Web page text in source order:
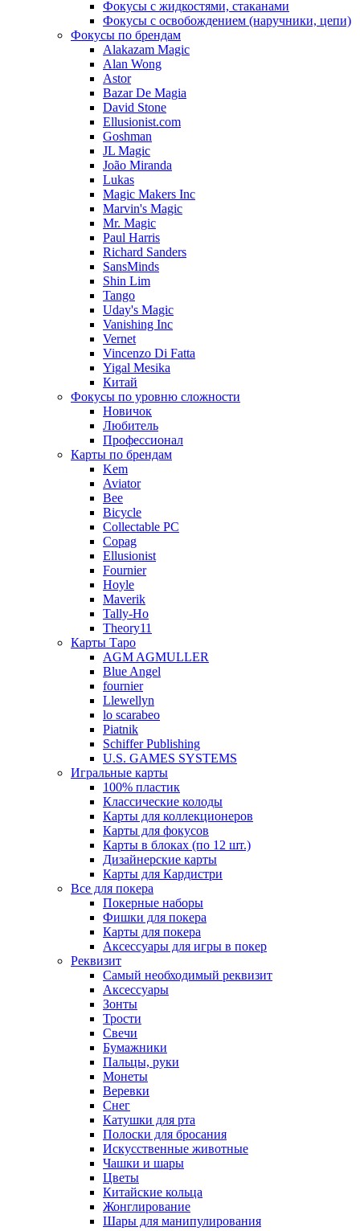
Фокусы с жидкостями, стаканами
Фокусы с освобождением (наручники, цепи)
Фокусы по брендам
Alakazam Magic
Alan Wong
Astor
Bazar De Magia
David Stone
Ellusionist.com
Goshman
JL Magic
João Miranda
Lukas
Magic Makers Inc
Marvin's Magic
Mr. Magic
Paul Harris
Richard Sanders
SansMinds
Shin Lim
Tango
Uday's Magic
Vanishing Inc
Vernet
Vincenzo Di Fatta
Yigal Mesika
Китай
Фокусы по уровню сложности
Новичок
Любитель
Профессионал
Карты по брендам
Kem
Aviator
Bee
Bicycle
Collectable PC
Copag
Ellusionist
Fournier
Hoyle
Maverik
Tally-Ho
Theory11
Карты Таро
AGM AGMULLER
Blue Angel
fournier
Llewellyn
lo scarabeo
Piatnik
Schiffer Publishing
U.S. GAMES SYSTEMS
Игральные карты
100% пластик
Классические колоды
Карты для коллекционеров
Карты для фокусов
Карты в блоках (по 12 шт.)
Дизайнерские карты
Карты для Кардистри
Все для покера
Покерные наборы
Фишки для покера
Карты для покера
Аксессуары для игры в покер
Реквизит
Самый необходимый реквизит
Аксессуары
Зонты
Трости
Свечи
Бумажники
Пальцы, руки
Монеты
Веревки
Снег
Катушки для рта
Полоски для бросания
Искусственные животные
Чашки и шары
Цветы
Китайские кольца
Жонглирование
Шары для манипулирования